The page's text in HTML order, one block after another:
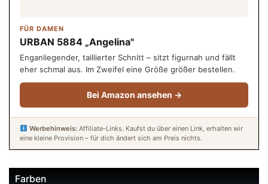
FÜR DAMEN
URBAN 5884 „Angelina"
Enganliegender, taillierter Schnitt – sitzt figurnah und fällt
eher schmal aus. Im Zweifel eine Größe größer bestellen.
Bei Amazon ansehen →
Werbehinweis:Affiliate-Links. Kaufst du über einen Link, erhalten wir
eine kleine Provision – für dich ändert sich am Preis nichts.
Farben